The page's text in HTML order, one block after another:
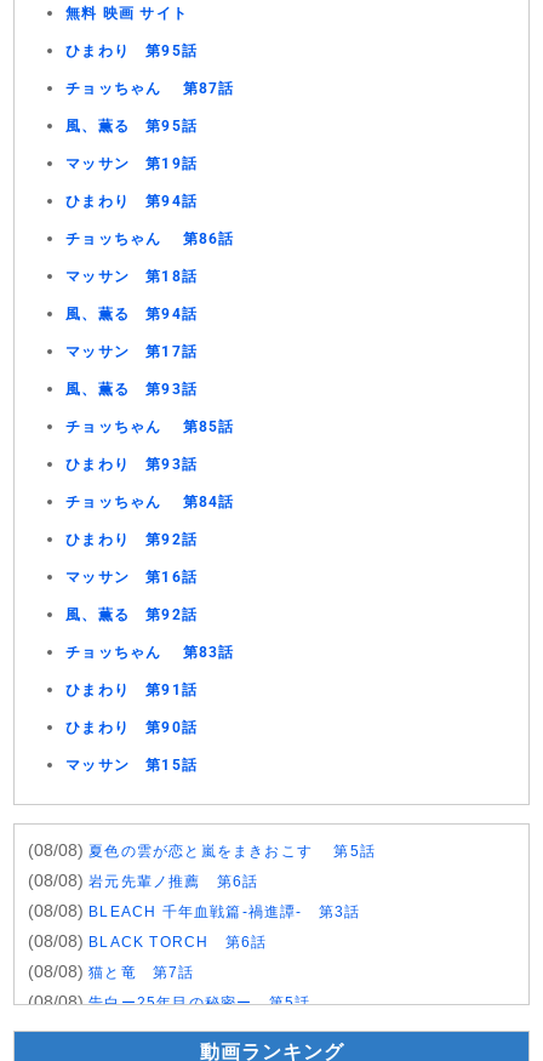
無料 映画 サイト
ひまわり 第95話
チョッちゃん 第87話
風、薫る 第95話
マッサン 第19話
ひまわり 第94話
チョッちゃん 第86話
マッサン 第18話
風、薫る 第94話
マッサン 第17話
風、薫る 第93話
チョッちゃん 第85話
ひまわり 第93話
チョッちゃん 第84話
ひまわり 第92話
マッサン 第16話
風、薫る 第92話
チョッちゃん 第83話
ひまわり 第91話
ひまわり 第90話
マッサン 第15話
(08/08) 夏色の雲が恋と嵐をまきおこす 第5話
(08/08)岩元先輩ノ推薦 第6話
(08/08) BLEACH 千年血戦篇-禍進譚- 第3話
(08/08) BLACK TORCH 第6話
(08/08)猫と竜 第7話
(08/08)告白ー25年目の秘密ー 第5話
(08/08)クレヨンしんちゃん 2026年8月8日
動画ランキング